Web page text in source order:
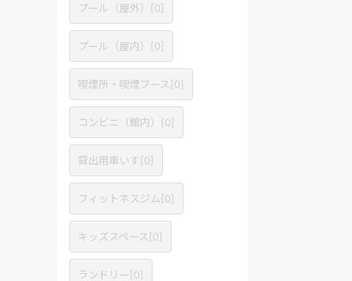
プール（屋外） [0]
プール（屋内） [0]
喫煙所・喫煙ブース [0]
コンビニ（館内） [0]
貸出用車いす[0]
フィットネスジム [0]
キッズスペース [0]
ランドリー [0]